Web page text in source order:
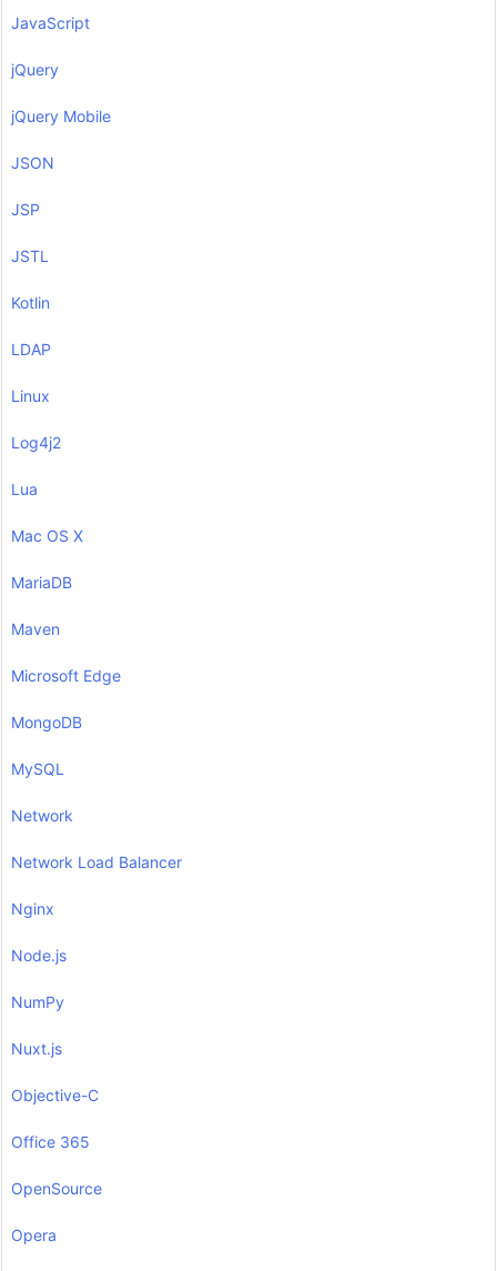
JavaScript
jQuery
jQuery Mobile
JSON
JSP
JSTL
Kotlin
LDAP
Linux
Log4j2
Lua
Mac OS X
MariaDB
Maven
Microsoft Edge
MongoDB
MySQL
Network
Network Load Balancer
Nginx
Node.js
NumPy
Nuxt.js
Objective-C
Office 365
OpenSource
Opera